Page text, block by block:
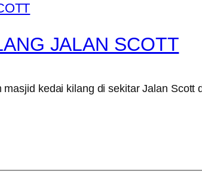
JALAN SCOTT
kedai kilang di sekitar Jalan Scott